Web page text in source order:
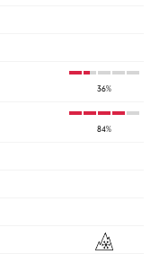
36%
84%